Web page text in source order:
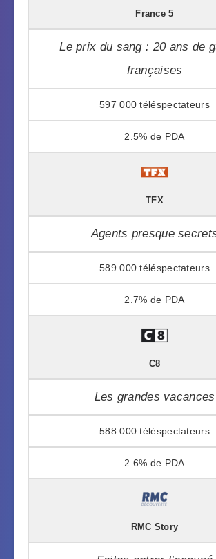
France 5
Le prix du sang : 20 ans de
françaises
597 000
2.5%
TFX
Agents presque
589 000
2.7%
C8
Les grandes vacances
588 000
2.6%
RMC Story